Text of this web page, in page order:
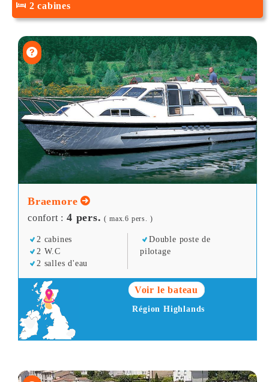
2 cabines
Braemore
confort : 4 pers. ( max.6 pers. )
2 cabines
2 W.C
2 salles d'eau
Double poste de
pilotage
Voir le bateau
Région Highlands